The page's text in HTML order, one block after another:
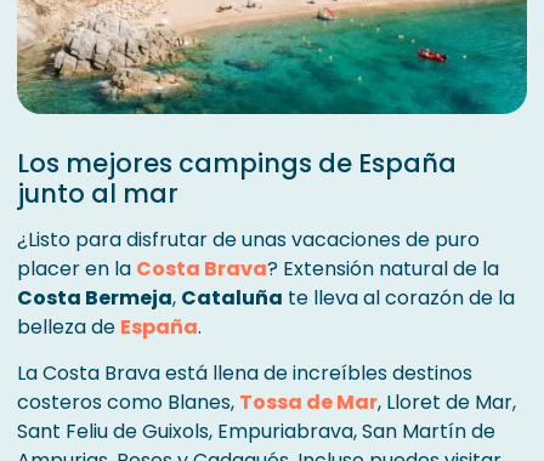
Los mejores campings de España
junto al mar
¿Listo para disfrutar de unas vacaciones de puro
placer en la Costa Brava? Extensión natural de la
Costa Bermeja, Cataluña te lleva al corazón de la
belleza de España.
La Costa Brava está llena de increíbles destinos
costeros como Blanes, Tossa de Mar, Lloret de Mar,
Sant Feliu de Guixols, Empuriabrava, San Martín de